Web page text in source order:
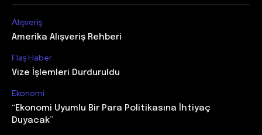
Alışveriş
Amerika Alışveriş Rehberi
Flaş Haber
Vize İşlemleri Durduruldu
Ekonomi
“Ekonomi Uyumlu Bir Para Politikasına İhtiyaç
Duyacak”